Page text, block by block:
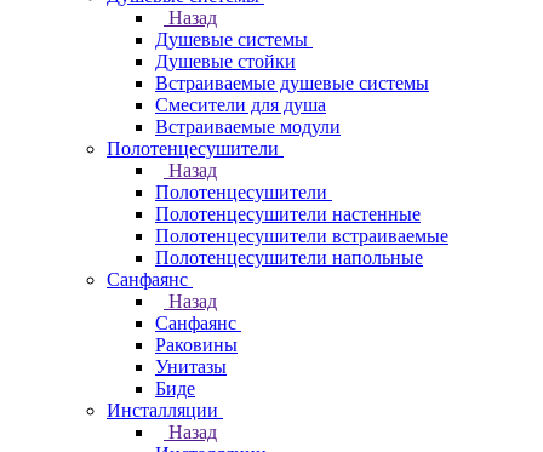
Назад
Душевые системы
Душевые стойки
Встраиваемые душевые системы
Смесители для душа
Встраиваемые модули
Полотенцесушители
Назад
Полотенцесушители
Полотенцесушители настенные
Полотенцесушители встраиваемые
Полотенцесушители напольные
Санфаянс
Назад
Санфаянс
Раковины
Унитазы
Биде
Инсталляции
Назад